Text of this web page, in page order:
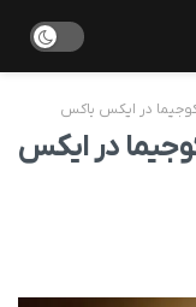
کوجیما در ایکس باکس
در ایکس